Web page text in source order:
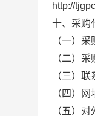
http://
十、采购
（一） 采
（二）
（三） 联
（四）
网
（五） 对